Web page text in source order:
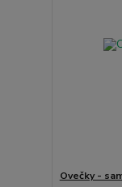
Ovečky -